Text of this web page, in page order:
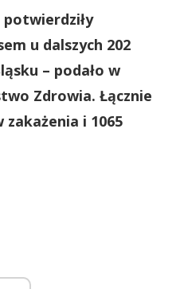
u dalszych 202
– podało w
Zdrowia. Łącznie
zakażenia i 1065